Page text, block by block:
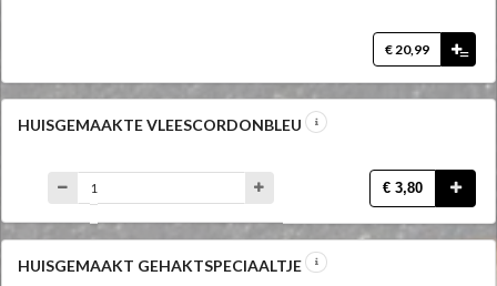
€ 20,99 =
HUISGEMAAKTE VLEESCORDONBLEU
€ 3,80
HUISGEMAAKT GEHAKTSPECIAALTJE